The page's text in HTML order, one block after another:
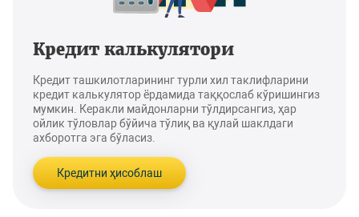
Кредит калькулятори
Кредит ташкилотларининг турли хил таклифларини
кредит калькулятор ёрдамида таққослаб кўришингиз
мумкин. Керакли майдонларни тўлдирсангиз, ҳар
ойлик тўловлар бўйича тўлиқ ва қулай шаклдаги
ахборотга эга бўласиз.
Кредитни ҳисоблаш